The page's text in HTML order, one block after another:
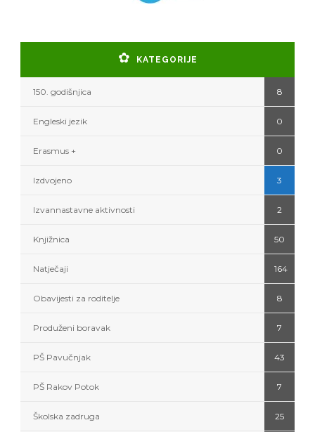
KATEGORIJE
150. godišnjica 8
Engleski jezik 0
Erasmus + 0
Izdvojeno 3
Izvannastavne aktivnosti 2
Knjižnica 50
Natječaji 164
Obavijesti za roditelje 8
Produženi boravak 7
PŠ Pavučnjak 43
PŠ Rakov Potok 7
Školska zadruga 25